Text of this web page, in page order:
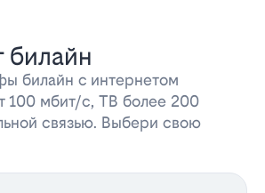
билайн
билайн с интернетом
100 мбит/с, ТВ более 200
связью. Выбери свою